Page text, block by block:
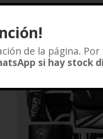
de la página.
si hay stock